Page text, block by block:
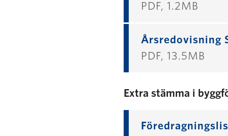
PDF, 1.2MB
Årsredovisning
PDF, 13.5MB
Extra stämma i